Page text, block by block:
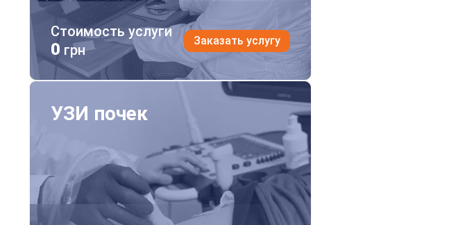
Стоимость услуги
0 грн
Заказать услугу
УЗИ почек
УЗИ почек